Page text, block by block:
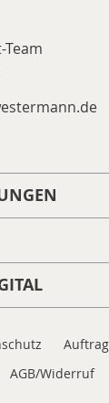
AGB/Widerruf